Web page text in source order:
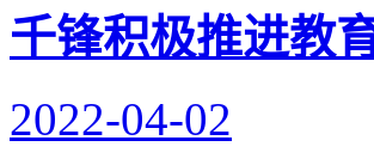
千锋积极推进教
2022-04-02